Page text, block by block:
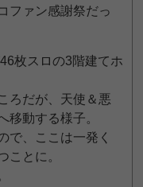
ファン感謝祭だっ
枚スロの3階建てホ
ろだが、天使＆悪
移動する様子。
で、ここは一発く
ことに。